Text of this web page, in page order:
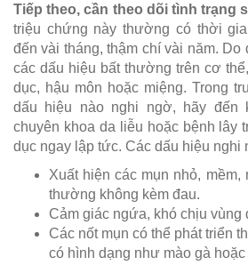
Tiếp theo, cần theo dõi tình trạng
triệu chứng này thường có thời
đến vài tháng, thậm chí vài năm. Do
các dấu hiệu bất thường trên cơ
dục, hậu môn hoặc miệng. Trong
dấu hiệu nào nghi ngờ, hãy
chuyên khoa da liễu hoặc bệnh lây
dục ngay lập tức. Các dấu hiệu nghi
Xuất hiện các mụn nhỏ, mềm,
thường không kèm đau.
Cảm giác ngứa, khó chịu vùng
Các nốt mụn có thể phát triển
có hình dạng như mào gà